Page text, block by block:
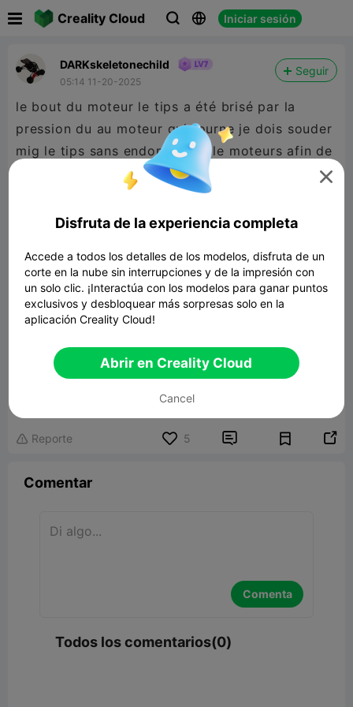
Creality Cloud   Iniciar sesión
DARKskeletonechild
05:14 11-20-2025
Seguir
le bout du moteur le tips a été brisé par la
pression du au moteur qui tourne je dois souder
mig le tips sans endommager le moteurs afin de
pouvoir l allongé. as noté lord des derniers tests
un seul des deux moteurs tournais l autre
glissant dans le vide .quelques jours as me
 Reporte 5  
Comentar
Comenta
Todos los comentarios(0)

Disfruta de la experiencia completa
Accede a todos los detalles de los modelos, disfruta de un
corte en la nube sin interrupciones y de la impresión con
un solo clic. ¡Interactúa con los modelos para ganar puntos
exclusivos y desbloquear más sorpresas solo en la
aplicación Creality Cloud!
Abrir en Creality Cloud
Cancel